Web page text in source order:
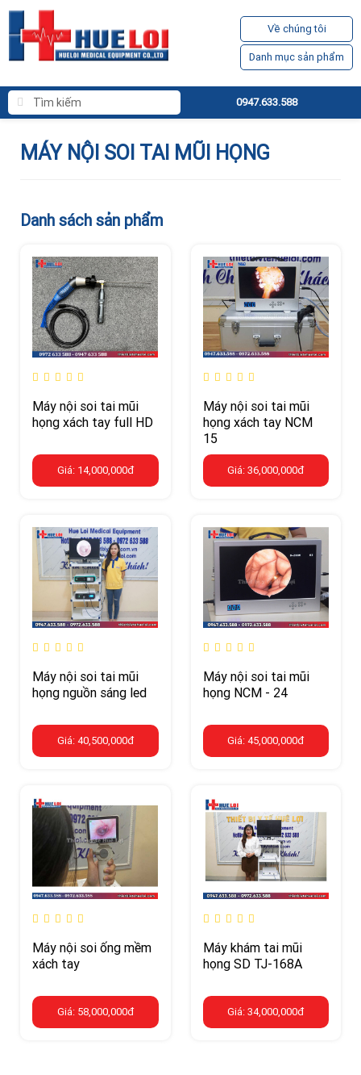
Về chúng tôi
Danh mục sản phẩm
0947.633.588
MÁY NỘI SOI TAI MŨI HỌNG
Danh sách sản phẩm
Máy nội soi tai mũi
họng xách tay full HD
Giá: 14,000,000đ
Máy nội soi tai mũi
họng xách tay NCM
15
Giá: 36,000,000đ
Máy nội soi tai mũi
họng nguồn sáng led
Giá: 40,500,000đ
Máy nội soi tai mũi
họng NCM - 24
Giá: 45,000,000đ
Máy nội soi ống mềm
xách tay
Giá: 58,000,000đ
Máy khám tai mũi
họng SD TJ-168A
Giá: 34,000,000đ